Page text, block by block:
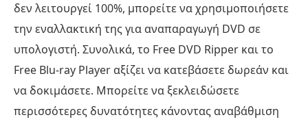
δεν λειτουργεί 100%, μπορείτε να χρησιμοποιήσετε
την εναλλακτική της για αναπαραγωγή DVD σε
υπολογιστή. Συνολικά, το Free DVD Ripper και το
Free Blu-ray Player αξίζει να κατεβάσετε δωρεάν και
να δοκιμάσετε. Μπορείτε να ξεκλειδώσετε
περισσότερες δυνατότητες κάνοντας αναβάθμιση